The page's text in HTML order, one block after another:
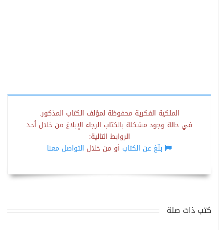
الملكية الفكرية محفوظة لمؤلف الكتاب المذكور.
في حالة وجود مشكلة بالكتاب الرجاء الإبلاغ من خلال أحد
الروابط التالية:
بلّغ عن الكتاب أو من خلال التواصل معنا
كتب ذات صلة